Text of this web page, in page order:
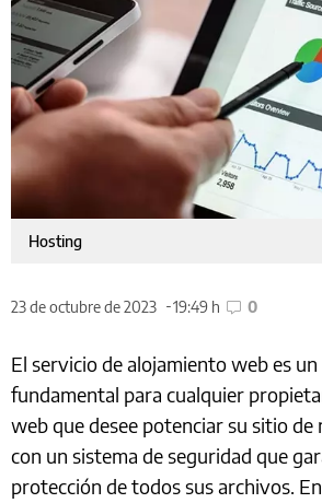
Hosting
23 de octubre de 2023 19:49 h 0
El servicio de alojamiento web es
fundamental para cualquier
web que desee potenciar su sitio de
con un sistema de seguridad que
protección de todos sus archivos.